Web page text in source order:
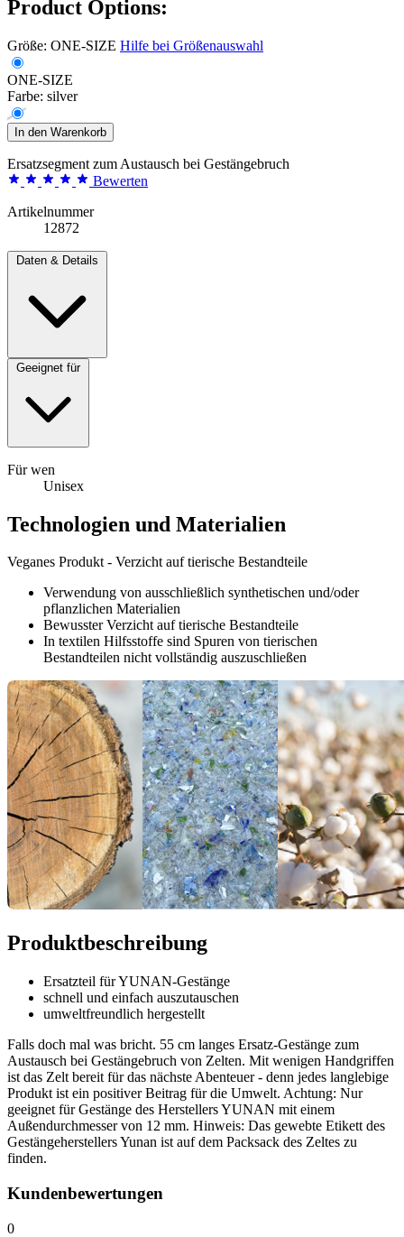
Product Options:
Größe: ONE-SIZE Hilfe bei Größenauswahl
ONE-SIZE
Farbe: silver
In den Warenkorb
Ersatzsegment zum Austausch bei Gestängebruch
Bewerten
Artikelnummer
12872
Daten & Details
Geeignet für
Für wen
Unisex
Technologien und Materialien
Veganes Produkt - Verzicht auf tierische Bestandteile
Verwendung von ausschließlich synthetischen und/oder
pflanzlichen Materialien
Bewusster Verzicht auf tierische Bestandteile
In textilen Hilfsstoffe sind Spuren von tierischen
Bestandteilen nicht vollständig auszuschließen
Produktbeschreibung
Ersatzteil für YUNAN-Gestänge
schnell und einfach auszutauschen
umweltfreundlich hergestellt
Falls doch mal was bricht. 55 cm langes Ersatz-Gestänge zum
Austausch bei Gestängebruch von Zelten. Mit wenigen Handgriffen
ist das Zelt bereit für das nächste Abenteuer - denn jedes langlebige
Produkt ist ein positiver Beitrag für die Umwelt. Achtung: Nur
geeignet für Gestänge des Herstellers YUNAN mit einem
Außendurchmesser von 12 mm. Hinweis: Das gewebte Etikett des
Gestängeherstellers Yunan ist auf dem Packsack des Zeltes zu
finden.
Kundenbewertungen
0